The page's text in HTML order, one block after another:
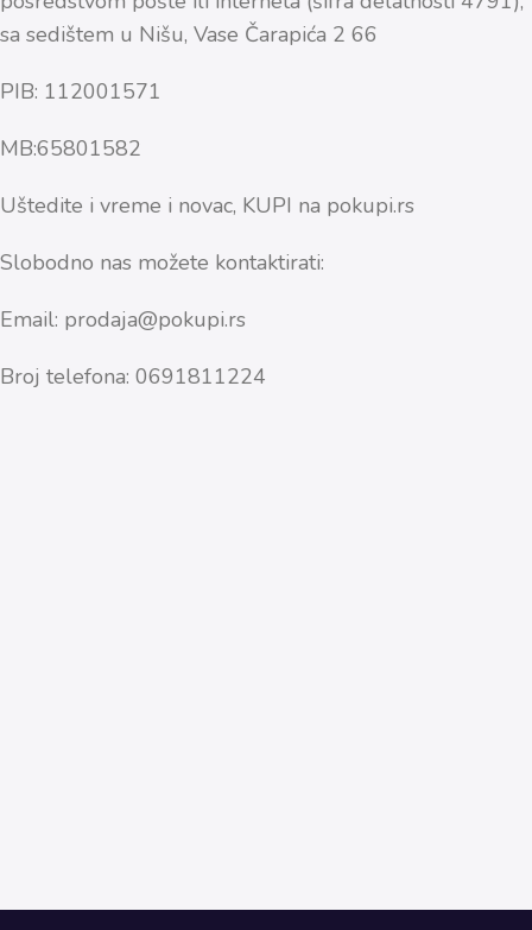
sa sedištem u Nišu, Vase Čarapića 2 66
PIB: 112001571
MB:65801582
Uštedite i vreme i novac, KUPI na pokupi.rs
Slobodno nas možete kontaktirati:
Email: prodaja@pokupi.rs
Broj telefona: 0691811224